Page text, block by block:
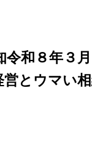
令和８年３
とウマい